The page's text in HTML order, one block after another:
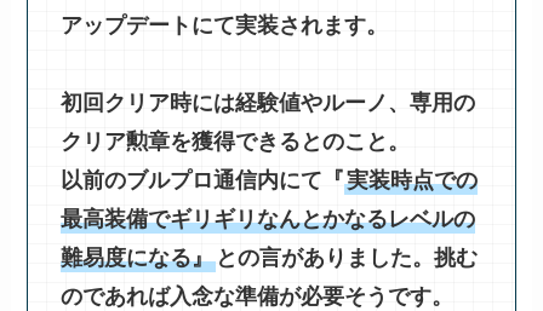
アップデートにて実装されます。
初回クリア時には経験値やルーノ、専用の
クリア勲章を獲得できるとのこと。
以前のブルプロ通信内にて『実装時点での
最高装備でギリギリなんとかなるレベルの
難易度になる』 との言がありました。挑む
のであれば入念な準備が必要そうです。